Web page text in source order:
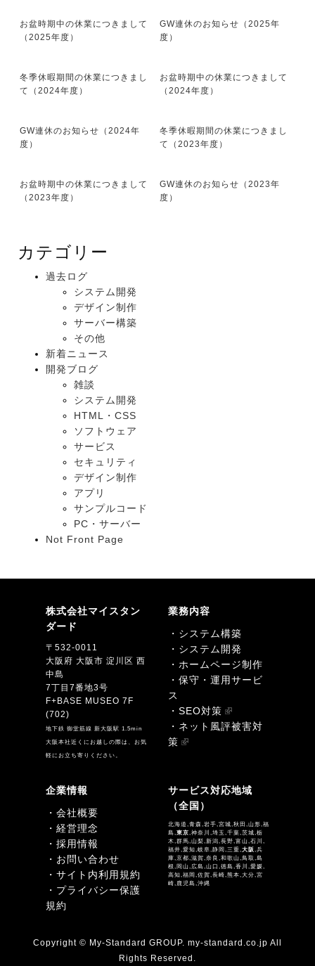
お盆時期中の休業につきまして
（2025年度）
GW連休のお知らせ（2025年
度）
冬季休暇期間の休業につきまし
て（2024年度）
お盆時期中の休業につきまして
（2024年度）
GW連休のお知らせ（2024年
度）
冬季休暇期間の休業につきまし
て（2023年度）
お盆時期中の休業につきまして
（2023年度）
GW連休のお知らせ（2023年
度）
カテゴリー
過去ログ
システム開発
デザイン制作
サーバー構築
その他
新着ニュース
開発ブログ
雑談
システム開発
HTML・CSS
ソフトウェア
サービス
セキュリティ
デザイン制作
アプリ
サンプルコード
PC・サーバー
Not Front Page
株式会社マイスタン
ダード
〒532-0011
大阪府 大阪市 淀川区 西
中島
7丁目7番地3号
F+BASE MUSEO 7F
(702)
地下鉄 御堂筋線 新大阪駅 1.5min
大阪本社近くにお越しの際は、お気
軽にお立ち寄りください。
業務内容
・システム構築
・システム開発
・ホームページ制作
・保守・運用サービ
ス
・SEO対策
・ネット風評被害対
策
企業情報
・会社概要
・経営理念
・採用情報
・お問い合わせ
・サイト内利用規約
・プライバシー保護
規約
サービス対応地域
（全国）
北海道,青森,岩手,宮城,秋田,山形,福
島,東京,神奈川,埼玉,千葉,茨城,栃
木,群馬,山梨,新潟,長野,富山,石川,
福井,愛知,岐阜,静岡,三重,大阪,兵
庫,京都,滋賀,奈良,和歌山,鳥取,島
根,岡山,広島,山口,徳島,香川,愛媛,
高知,福岡,佐賀,長崎,熊本,大分,宮
崎,鹿児島,沖縄
Copyright © My-Standard GROUP. my-standard.co.jp All
Rights Reserved.